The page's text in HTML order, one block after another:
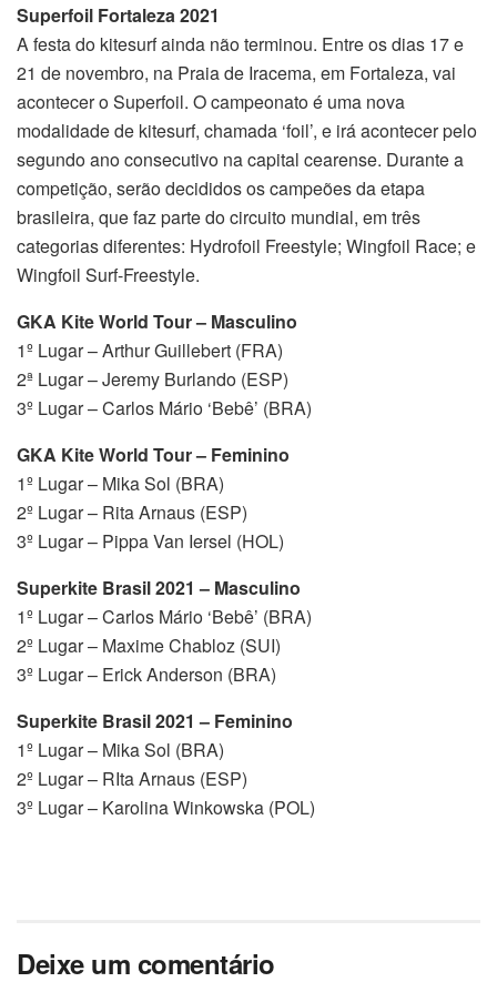
Superfoil Fortaleza 2021
A festa do kitesurf ainda não terminou. Entre os dias 17 e
21 de novembro, na Praia de Iracema, em Fortaleza, vai
acontecer o Superfoil. O campeonato é uma nova
modalidade de kitesurf, chamada ‘foil’, e irá acontecer pelo
segundo ano consecutivo na capital cearense. Durante a
competição, serão decididos os campeões da etapa
brasileira, que faz parte do circuito mundial, em três
categorias diferentes: Hydrofoil Freestyle; Wingfoil Race; e
Wingfoil Surf-Freestyle.
GKA Kite World Tour – Masculino
1º Lugar – Arthur Guillebert (FRA)
2ª Lugar – Jeremy Burlando (ESP)
3º Lugar – Carlos Mário ‘Bebê’ (BRA)
GKA Kite World Tour – Feminino
1º Lugar – Mika Sol (BRA)
2º Lugar – Rita Arnaus (ESP)
3º Lugar – Pippa Van Iersel (HOL)
Superkite Brasil 2021 – Masculino
1º Lugar – Carlos Mário ‘Bebê’ (BRA)
2º Lugar – Maxime Chabloz (SUI)
3º Lugar – Erick Anderson (BRA)
Superkite Brasil 2021 – Feminino
1º Lugar – Mika Sol (BRA)
2º Lugar – RIta Arnaus (ESP)
3º Lugar – Karolina Winkowska (POL)
Deixe um comentário